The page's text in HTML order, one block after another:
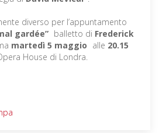
diverso per l’appuntamento
gardée” balletto di Frederick
martedì 5 maggio alle 20.15
House di Londra.